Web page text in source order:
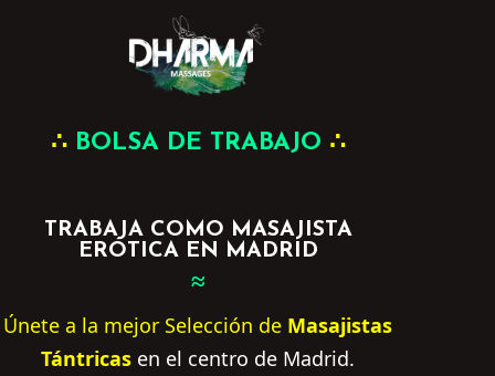
∴ BOLSA DE TRABAJO ∴
TRABAJA COMO MASAJISTA
ERÓTICA EN MADRID
≈
Únete a la mejor Selección de Masajistas
Tántricas en el centro de Madrid.